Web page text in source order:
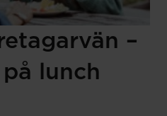
–
lunch